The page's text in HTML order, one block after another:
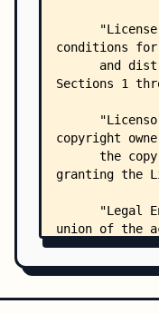
│   │
│   │
│   │
│   │
│   │
│   ├──
│   │
│   │
│   ├──
│   │
│   │
│   │
│   │